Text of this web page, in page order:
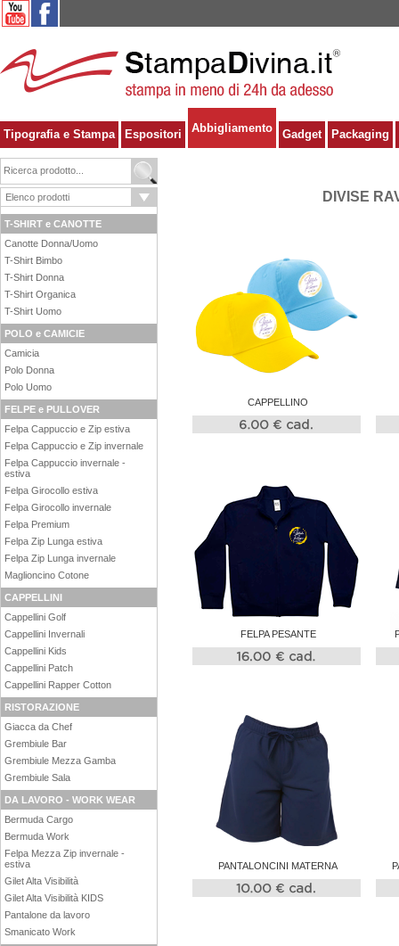
Tipografia e Stampa Espositori Abbigliamento Gadget Packaging
T-SHIRT e CANOTTE
Canotte Donna/Uomo
T-Shirt Bimbo
T-Shirt Donna
T-Shirt Organica
T-Shirt Uomo
POLO e CAMICIE
Camicia
Polo Donna
Polo Uomo
FELPE e PULLOVER
Felpa Cappuccio e Zip estiva
Felpa Cappuccio e Zip invernale
Felpa Cappuccio invernale -
estiva
Felpa Girocollo estiva
Felpa Girocollo invernale
Felpa Premium
Felpa Zip Lunga estiva
Felpa Zip Lunga invernale
Maglioncino Cotone
CAPPELLINI
Cappellini Golf
Cappellini Invernali
Cappellini Kids
Cappellini Patch
Cappellini Rapper Cotton
RISTORAZIONE
Giacca da Chef
Grembiule Bar
Grembiule Mezza Gamba
Grembiule Sala
DA LAVORO - WORK WEAR
Bermuda Cargo
Bermuda Work
Felpa Mezza Zip invernale -
estiva
Gilet Alta Visibilità
Gilet Alta Visibilità KIDS
Pantalone da lavoro
Smanicato Work
DIVISE
CAPPELLINO
FELPA PESANTE
PANTALONCINI MATERNA